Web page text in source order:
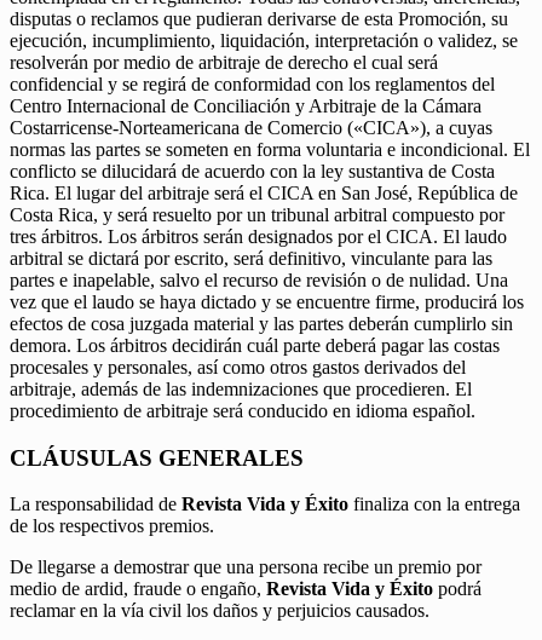
disputas o reclamos que pudieran derivarse de esta Promoción, su
ejecución, incumplimiento, liquidación, interpretación o validez, se
resolverán por medio de arbitraje de derecho el cual será
confidencial y se regirá de conformidad con los reglamentos del
Centro Internacional de Conciliación y Arbitraje de la Cámara
Costarricense-Norteamericana de Comercio («CICA»), a cuyas
normas las partes se someten en forma voluntaria e incondicional. El
conflicto se dilucidará de acuerdo con la ley sustantiva de Costa
Rica. El lugar del arbitraje será el CICA en San José, República de
Costa Rica, y será resuelto por un tribunal arbitral compuesto por
tres árbitros. Los árbitros serán designados por el CICA. El laudo
arbitral se dictará por escrito, será definitivo, vinculante para las
partes e inapelable, salvo el recurso de revisión o de nulidad. Una
vez que el laudo se haya dictado y se encuentre firme, producirá los
efectos de cosa juzgada material y las partes deberán cumplirlo sin
demora. Los árbitros decidirán cuál parte deberá pagar las costas
procesales y personales, así como otros gastos derivados del
arbitraje, además de las indemnizaciones que procedieren. El
procedimiento de arbitraje será conducido en idioma español.
CLÁUSULAS GENERALES
La responsabilidad de Revista Vida y Éxito finaliza con la entrega
de los respectivos premios.
De llegarse a demostrar que una persona recibe un premio por
medio de ardid, fraude o engaño, Revista Vida y Éxito podrá
reclamar en la vía civil los daños y perjuicios causados.